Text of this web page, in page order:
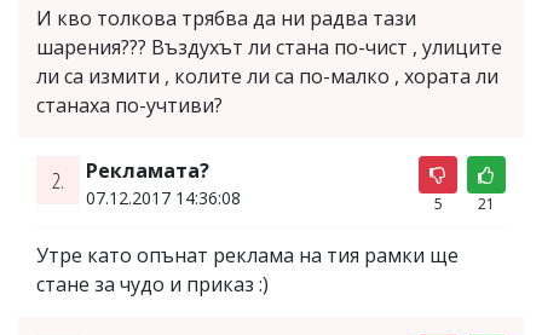
И кво толкова трябва да ни радва тази
шарения??? Въздухът ли стана по-чист , улиците
ли са измити , колите ли са по-малко , хората ли
станаха по-учтиви?
2. Рекламата?
07.12.2017 14:36:08 5 21
Утре като опънат реклама на тия рамки ще
стане за чудо и приказ :)